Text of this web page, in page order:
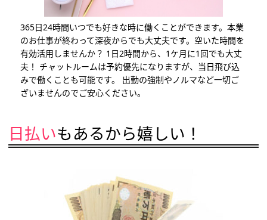
365日24時間いつでも好きな時に働くことができます。本業
のお仕事が終わって深夜からでも大丈夫です。空いた時間を
有効活用しませんか？ 1日2時間から、1ケ月に1回でも大丈
夫！ チャットルームは予約優先になりますが、当日飛び込
みで働くことも可能です。 出勤の強制やノルマなど一切ご
ざいませんのでご安心ください。
日払いもあるから嬉しい！